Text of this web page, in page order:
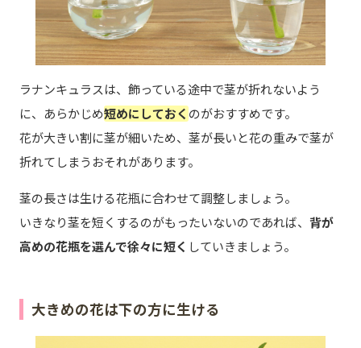
ラナンキュラスは、飾っている途中で茎が折れないよう
に、あらかじめ短めにしておく のがおすすめです。
花が大きい割に茎が細いため、茎が長いと花の重みで茎が
折れてしまうおそれがあります。
茎の長さは生ける花瓶に合わせて調整しましょう。
いきなり茎を短くするのがもったいないのであれば、 背が
高めの花瓶を選んで徐々に短く していきましょう。
大きめの花は下の方に生ける